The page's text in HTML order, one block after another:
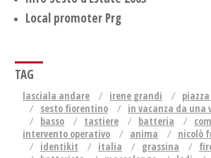
Local promoter Prg
TAG
lasciala andare irene grandi
sesto fiorentino
in vacanza da una
basso
tastiere batteria
intervento operativo
anima nicolò
identikit
italia grassina